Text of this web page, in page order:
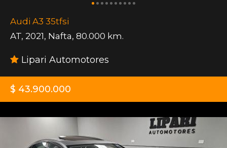
Audi A3 35tfsi
AT, 2021, Nafta, 80.000 km.
Lipari Automotores
$ 43.900.000